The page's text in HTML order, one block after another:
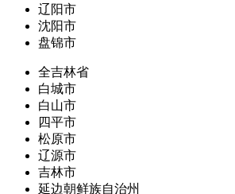
辽阳市
沈阳市
盘锦市
全吉林省
白城市
白山市
四平市
松原市
辽源市
吉林市
延边朝鲜族自治州